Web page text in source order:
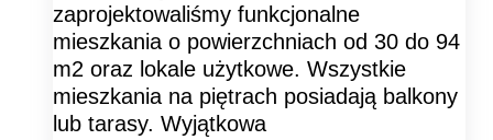
zaprojektowaliśmy funkcjonalne
mieszkania o powierzchniach od 30 do 94
m2 oraz lokale użytkowe. Wszystkie
mieszkania na piętrach posiadają balkony
lub tarasy. Wyjątkowa